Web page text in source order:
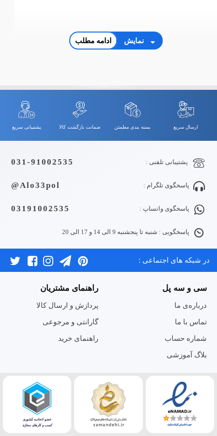
نمایش ادامه مطلب
ارسال سریع بسته بندی مطمئن ضمانت بازگشت کالا پشتیبانی سریع
پشتیبانی تلفنی : 031-91002535
پاسخگوی تلگرام : Alo33pol@
پاسخگوی واتساپ : 03191002535
پاسخگویی : شنبه تا پنجشنبه 9 الی 14 و 17 الی 20
در شبکه های اجتماعی :
سی و سه پل
درباره‌ی ما
تماس با ما
شماره حساب
بلاگ آموزشی
راهنمای مشتریان
پردازش و ارسال کالا
گارانتی و مرجوعی
راهنمای خرید